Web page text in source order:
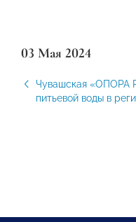
03 Мая 2024
Чувашская «ОПОРА
питьевой воды в